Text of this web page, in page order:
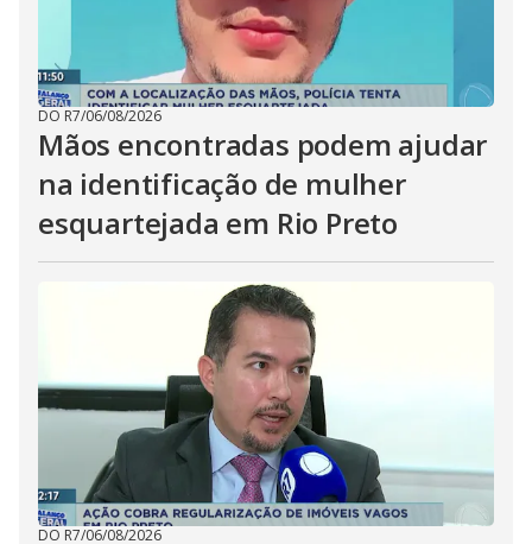
DO R7/06/08/2026
Mãos encontradas podem ajudar
na identificação de mulher
esquartejada em Rio Preto
DO R7/06/08/2026